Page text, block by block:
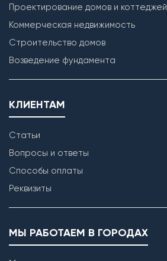
Проектирование домов и коттеджей
Коммерческая недвижимость
Строительство домов
Возведение фундамента
КЛИЕНТАМ
Статьи
Вопросы и ответы
Способы оплаты
Реквизиты
МЫ РАБОТАЕМ В ГОРОДАХ